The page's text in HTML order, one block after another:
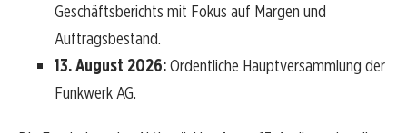
Geschäftsberichts mit Fokus auf Margen und
Auftragsbestand.
13. August 2026:Ordentliche Hauptversammlung der
Funkwerk AG.